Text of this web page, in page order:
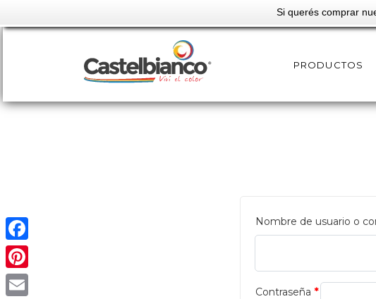
Si querés comprar
PRODUCTOS
Nombre de usuario o
Contraseña *
Facebook
Pinterest